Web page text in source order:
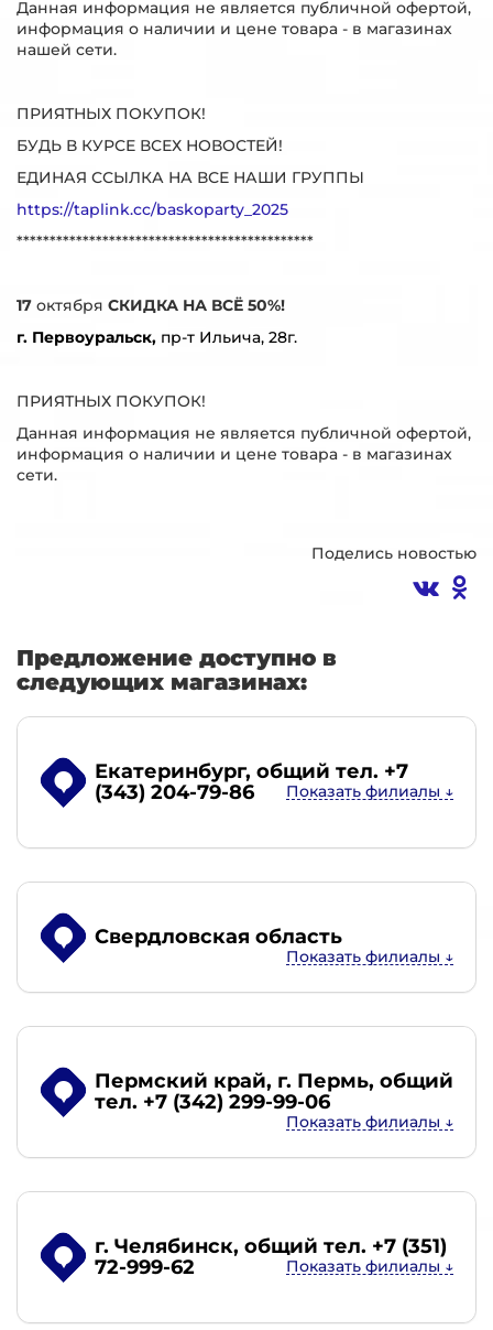
Данная информация не является публичной офертой,
информация о наличии и цене товара - в магазинах
нашей сети.
ПРИЯТНЫХ ПОКУПОК!
БУДЬ В КУРСЕ ВСЕХ НОВОСТЕЙ!
ЕДИНАЯ ССЫЛКА НА ВСЕ НАШИ ГРУППЫ
https://taplink.cc/baskoparty_2025
*********************************************
17 октября СКИДКА НА ВСЁ 50%!
г. Первоуральск, пр-т Ильича, 28г.
ПРИЯТНЫХ ПОКУПОК!
Данная информация не является публичной офертой,
информация о наличии и цене товара - в магазинах
сети.
Поделись новостью
Предложение доступно в
следующих магазинах:
Екатеринбург, общий тел. +7
(343) 204-79-86
Свердловская область
Пермский край, г. Пермь, общий
тел. +7 (342) 299-99-06
г. Челябинск, общий тел. +7 (351)
72-999-62